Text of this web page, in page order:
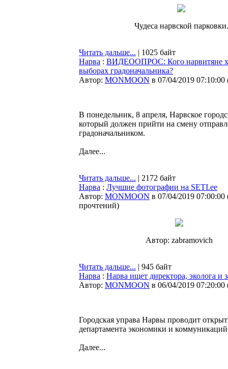
Чудеса нарвской парковки.
Читать дальше... | 1025 байт
Нарва : ВИДЕООПРОС: Кого нарвитяне
выборах градоначальника?
Автор: MONMOON в 07/04/2019 07:10:00
В понедельник, 8 апреля, Нарвское
который должен прийти на смену
градоначальником.
Далее...
Читать дальше... | 2172 байт
Нарва : Лучшие фотографии на SETI.ee
Автор: MONMOON в 07/04/2019 07:00:00
прочтений)
Автор: zabramovich
Читать дальше... | 945 байт
Нарва : Нарва ищет директора, эколога и
Автор: MONMOON в 06/04/2019 07:20:00
Городская управа Нарвы проводит
департамента экономики и
Далее...